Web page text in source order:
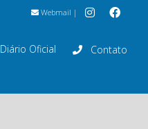
Webmail |
Diário Oficial Contato